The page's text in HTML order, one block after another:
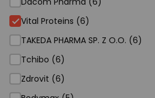
Vital Proteins (6)
TAKEDA PHARMA SP. Z O.O. (6)
Tchibo (6)
Zdrovit (6)